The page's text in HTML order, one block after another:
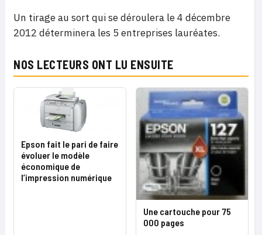
Un tirage au sort qui se déroulera le 4 décembre
2012 déterminera les 5 entreprises lauréates.
NOS LECTEURS ONT LU ENSUITE
Epson fait le pari de faire
évoluer le modèle
économique de
l’impression numérique
Une cartouche pour 75
000 pages